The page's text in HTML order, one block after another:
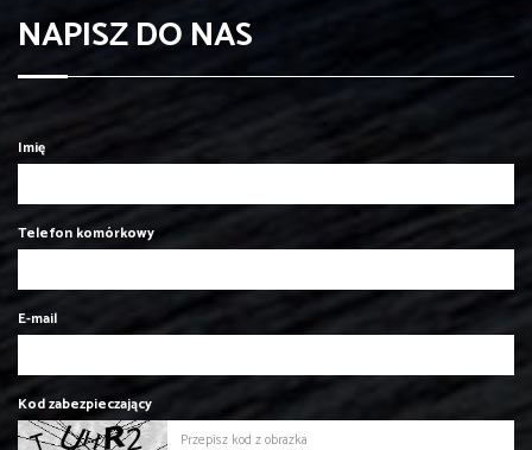
NAPISZ DO NAS
Imię
Telefon komórkowy
E-mail
Kod zabezpieczający